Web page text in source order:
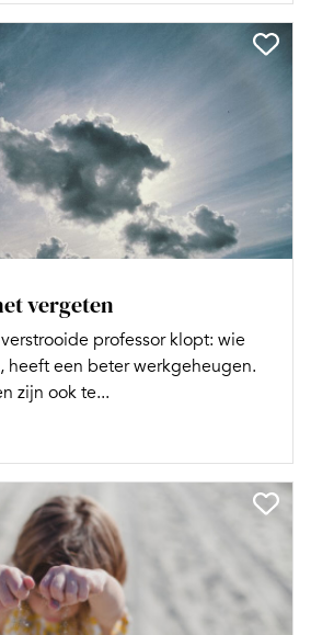
vergeten
professor klopt: wie
heeft een beter werkgeheugen.
zijn ook te...